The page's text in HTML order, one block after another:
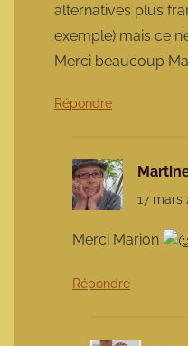
alternatives plus
exemple) mais ce
Merci beaucoup
Répondre
17 mars
Merci Marion
Répondre